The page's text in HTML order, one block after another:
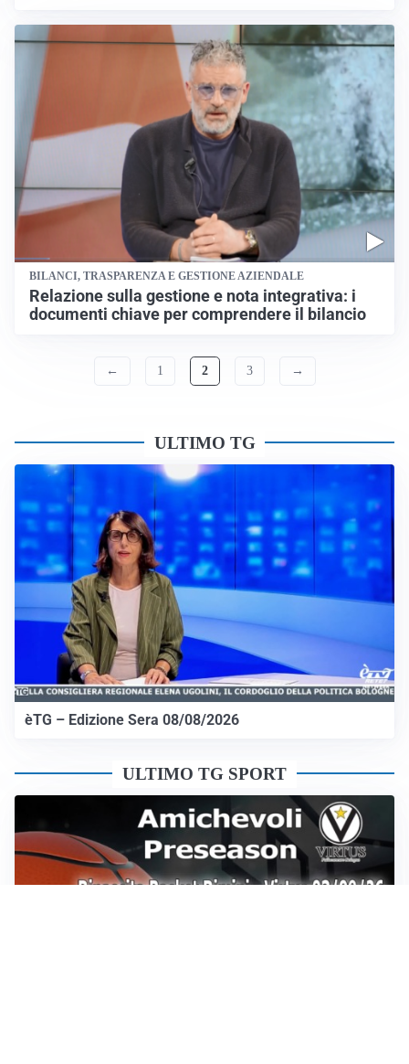
BILANCI, TRASPARENZA E GESTIONE AZIENDALE
Relazione sulla gestione e nota integrativa: i
documenti chiave per comprendere il bilancio
← 1 2 3 →
ULTIMO TG
èTG – Edizione Sera 08/08/2026
ULTIMO TG SPORT